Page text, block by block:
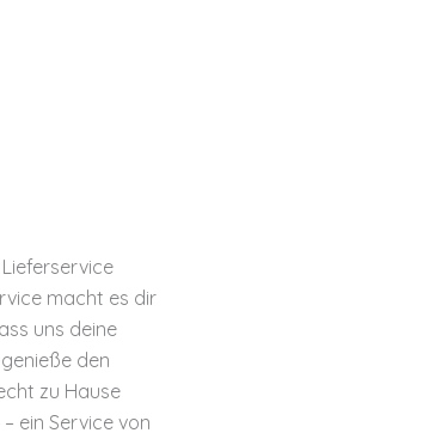
macht es dir
uns deine
den
zu Hause
ein Service von